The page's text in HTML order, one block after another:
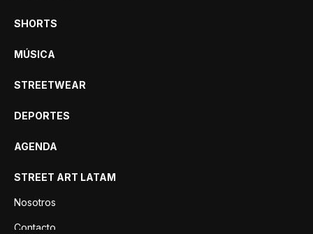
SHORTS
MÚSICA
STREETWEAR
DEPORTES
AGENDA
STREET ART LATAM
Nosotros
Contacto